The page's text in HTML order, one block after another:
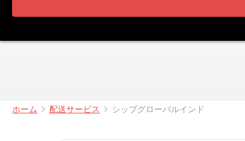
ホーム 配送サービス シップグローバルインド